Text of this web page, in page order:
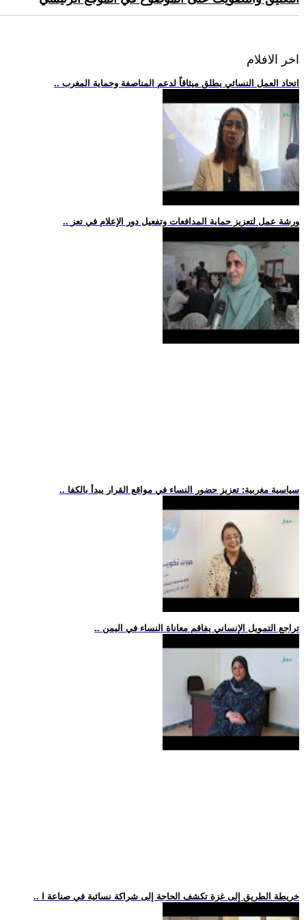
اخر الافلام
.. اتحاد العمل النسائي يطلق ميثاقاً لدعم المناصفة وحماية المغرب
.. ورشة عمل لتعزيز حماية المدافعات وتفعيل دور الإعلام في تعز
.. سياسية مغربية: تعزيز حضور النساء في مواقع القرار يبدأ بالكفا
.. تراجع التمويل الإنساني يفاقم معاناة النساء في اليمن
.. خريطة الطريق إلى غزة تكشف الحاجة إلى شراكة نسائية في صناعة ا